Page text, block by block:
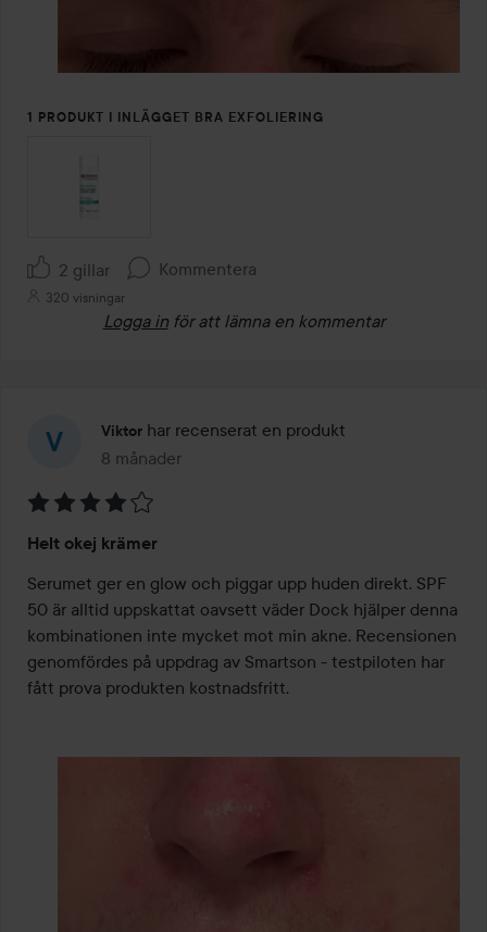
1 PRODUKT I INLÄGGET BRA EXFOLIERING
2 gillar Kommentera
320 visningar
Logga in för att lämna en kommentar
Viktor har recenserat en produkt
8 månader
Inlägget skapades 8 månader
4
av
5
Helt okej krämer
Serumet ger en glow och piggar upp huden direkt. SPF
50 är alltid uppskattat oavsett väder Dock hjälper denna
kombinationen inte mycket mot min akne. Recensionen
genomfördes på uppdrag av Smartson - testpiloten har
fått prova produkten kostnadsfritt.